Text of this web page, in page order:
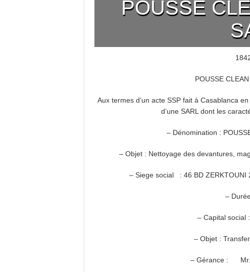
POUSSE
POUSSE
Aux termes d’un acte SSP fait à Casablanca
d’une SARL dont les
– Dénomination :
– Objet : Nettoyage des devantures,
– Siege social : 46 BD ZERKTOUNI
–
– Capital social
– Objet :
– Gérance : Mr.